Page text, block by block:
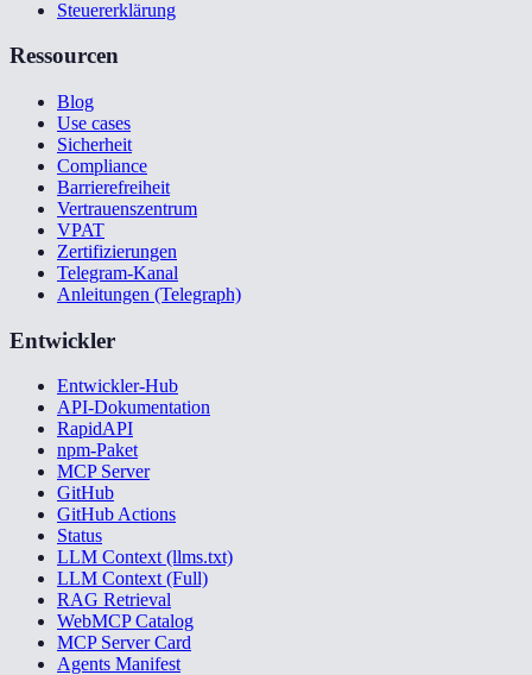
Steuererklärung
Ressourcen
Blog
Use cases
Sicherheit
Compliance
Barrierefreiheit
Vertrauenszentrum
VPAT
Zertifizierungen
Telegram-Kanal
Anleitungen (Telegraph)
Entwickler
Entwickler-Hub
API-Dokumentation
RapidAPI
npm-Paket
MCP Server
GitHub
GitHub Actions
Status
LLM Context (llms.txt)
LLM Context (Full)
RAG Retrieval
WebMCP Catalog
MCP Server Card
Agents Manifest